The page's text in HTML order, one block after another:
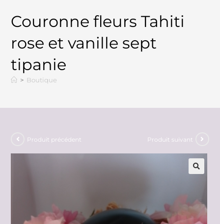
Couronne fleurs Tahiti
rose et vanille sept
tipanie
> Boutique
Produit précédent Produit suivant